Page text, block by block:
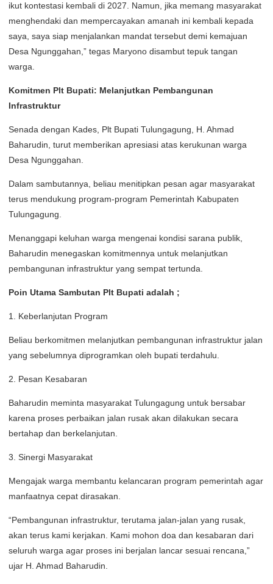
ikut kontestasi kembali di 2027. Namun, jika memang masyarakat
menghendaki dan mempercayakan amanah ini kembali kepada
saya, saya siap menjalankan mandat tersebut demi kemajuan
Desa Ngunggahan,” tegas Maryono disambut tepuk tangan
warga.
Komitmen Plt Bupati: Melanjutkan Pembangunan
Infrastruktur
Senada dengan Kades, Plt Bupati Tulungagung, H. Ahmad
Baharudin, turut memberikan apresiasi atas kerukunan warga
Desa Ngunggahan.
Dalam sambutannya, beliau menitipkan pesan agar masyarakat
terus mendukung program-program Pemerintah Kabupaten
Tulungagung.
Menanggapi keluhan warga mengenai kondisi sarana publik,
Baharudin menegaskan komitmennya untuk melanjutkan
pembangunan infrastruktur yang sempat tertunda.
Poin Utama Sambutan Plt Bupati adalah ;
1. Keberlanjutan Program
Beliau berkomitmen melanjutkan pembangunan infrastruktur jalan
yang sebelumnya diprogramkan oleh bupati terdahulu.
2. Pesan Kesabaran
Baharudin meminta masyarakat Tulungagung untuk bersabar
karena proses perbaikan jalan rusak akan dilakukan secara
bertahap dan berkelanjutan.
3. Sinergi Masyarakat
Mengajak warga membantu kelancaran program pemerintah agar
manfaatnya cepat dirasakan.
“Pembangunan infrastruktur, terutama jalan-jalan yang rusak,
akan terus kami kerjakan. Kami mohon doa dan kesabaran dari
seluruh warga agar proses ini berjalan lancar sesuai rencana,”
ujar H. Ahmad Baharudin.